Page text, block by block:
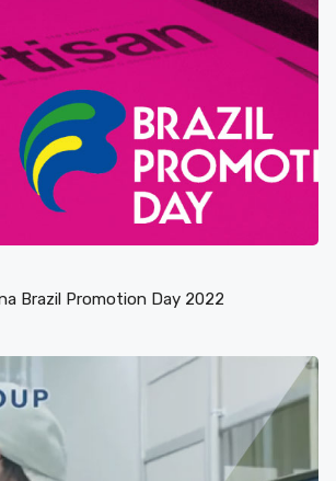
Brazil Promotion Day 2022